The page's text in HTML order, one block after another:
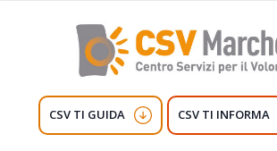
CSV TI GUIDA CSV TI INFORMA